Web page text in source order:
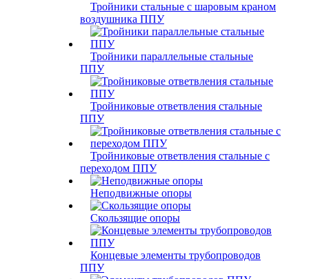
Тройники стальные с шаровым краном
воздушника ППУ
Тройники параллельные стальные
ППУ
Тройниковые ответвления стальные
ППУ
Тройниковые ответвления стальные с
переходом ППУ
Неподвижные опоры
Скользящие опоры
Концевые элементы трубопроводов
ППУ